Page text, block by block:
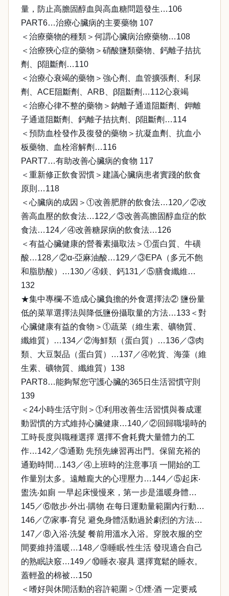
量，防止高膽固醇血與高血糖問題發生…106
PART6…治療心臟病的主要藥物 107
＜治療藥物的種類＞何謂心臟病治療藥物…108
＜治療狹心症的藥物＞硝酸鹽類藥物、鈣離子拮抗
劑、β阻斷劑…110
＜治療心衰竭的藥物＞強心劑、血管擴張劑、利尿
劑、ACE阻斷劑、ARB、β阻斷劑…112心衰竭
＜治療心律不整的藥物＞鈉離子通道阻斷劑、鉀離
子通道阻斷劑、鈣離子拮抗劑、β阻斷劑…114
＜預防血栓發作及復發的藥物＞抗凝血劑、抗血小
板藥物、血栓溶解劑…116
PART7…有助改善心臟病的食物 117
＜重新修正飲食習慣＞建議心臟病患者實踐的飲食
原則…118
＜心臟病的成因＞①改善肥胖的飲食法…120／②改
善高血壓的飲食法…122／③改善高膽固醇血症的飲
食法…124／④改善糖尿病的飲食法…126
＜有益心臟健康的營養素攝取法＞①蛋白質、牛磺
酸…128／②α-亞麻油酸…129／③EPA（多元不飽
和脂肪酸）…130／④鎂、鈣131／⑤膳食纖維…
132
★集中專欄‧不造成心臟負擔的外食選擇法② 鹽份量
低的菜單選擇法與降低鹽份攝取量的方法…133＜對
心臟健康有益的食物＞①蔬菜（維生素、礦物質、
纖維質）…134／②海鮮類（蛋白質）…136／③肉
類、大豆製品（蛋白質）…137／④乾貨、海藻（維
生素、礦物質、纖維質）138
PART8…能夠幫您守護心臟的365日生活習慣守則
139
＜24小時生活守則＞①利用改善生活習慣與養成運
動習慣的方式維持心臟健康…140／②回歸職場時的
工時長度與職種選擇 選擇不會耗費大量體力的工
作…142／③通勤 先預先練習再出門。保留充裕的
通勤時間…143／④上班時的注意事項 一開始的工
作量別太多。遠離龐大的心理壓力…144／⑤起床‧
盥洗‧如廁 一早起床慢慢來，第一步是溫暖身體…
145／⑥散步‧外出‧購物 在每日運動量範圍內行動…
146／⑦家事‧育兒 避免身體活動過於劇烈的方法…
147／⑧入浴‧洗髮 餐前用溫水入浴。穿脫衣服的空
間要維持溫暖…148／⑨睡眠‧性生活 發現適合自己
的熟眠訣竅…149／⑩睡衣‧寢具 選擇寬鬆的睡衣。
蓋輕盈的棉被…150
＜嗜好與休閒活動的容許範圍＞①煙‧酒 一定要戒